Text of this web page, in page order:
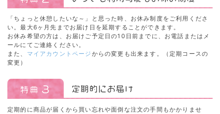
「ちょっと休憩したいな～」と思った時、お休み制度をご利用くださ
い。最大6ヶ月先までお届け日を延期することができます。
お休み希望の方は、お届けご予定日の10日前までに、お電話またはメ
ールにてご連絡ください。
また、 マイアカウントページ からの変更も出来ます。（定期コースの
変更）
定期的に商品が届くから買い忘れや面倒な注文の手間もかかりませ